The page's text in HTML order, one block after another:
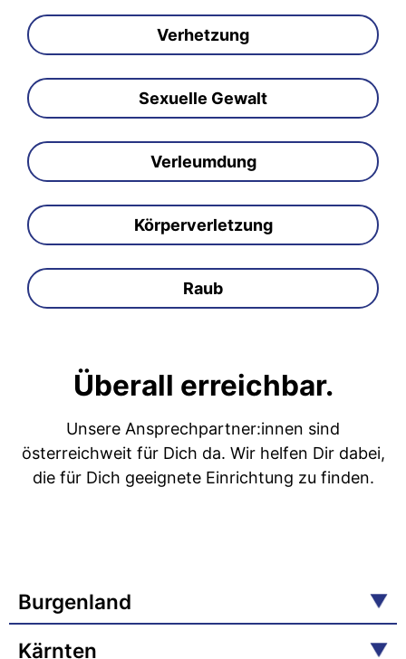
Verhetzung
Sexuelle Gewalt
Verleumdung
Körperverletzung
Raub
Überall erreichbar.
Unsere Ansprechpartner:innen sind
österreichweit für Dich da. Wir helfen Dir dabei,
die für Dich geeignete Einrichtung zu finden.
Burgenland
Kärnten